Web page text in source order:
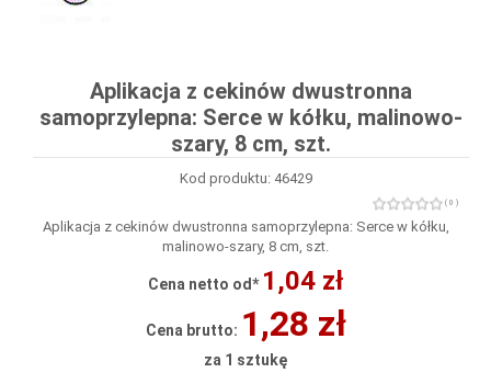
Aplikacja z cekinów dwustronna
samoprzylepna: Serce w kółku, malinowo-
szary, 8 cm, szt.
Kod produktu: 46429
( 0 )
Aplikacja z cekinów dwustronna samoprzylepna: Serce w kółku,
malinowo-szary, 8 cm, szt.
Cena netto od* 1,04 zł
Cena brutto: 1,28 zł
za 1 sztukę